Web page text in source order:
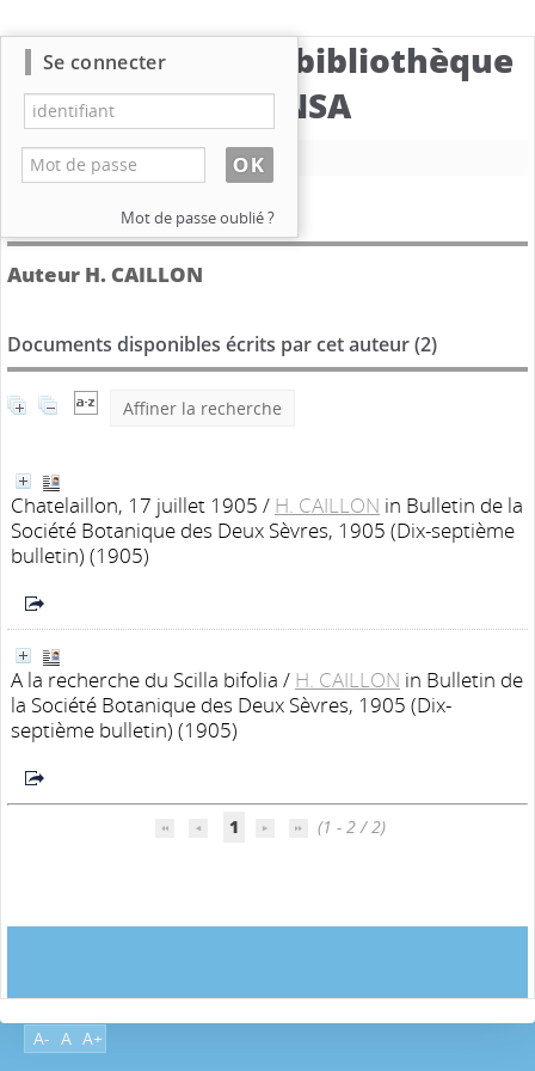
Catalogue de la bibliothèque
du CBNSA
Nouvelle recherche
Détail de l'auteur
Auteur H. CAILLON
Documents disponibles écrits par cet auteur (2)
Affiner la recherche
Chatelaillon, 17 juillet 1905 / H. CAILLON in Bulletin de la
Société Botanique des Deux Sèvres, 1905 (Dix-septième
bulletin) (1905)
A la recherche du Scilla bifolia / H. CAILLON in Bulletin de
la Société Botanique des Deux Sèvres, 1905 (Dix-
septième bulletin) (1905)
1 (1 - 2 / 2)
A- A A+
Se connecter
Mot de passe oublié ?